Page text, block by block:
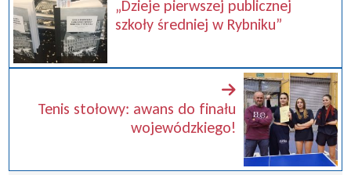
„Dzieje pierwszej publicznej
szkoły średniej w Rybniku”
Tenis stołowy: awans do finału
wojewódzkiego!